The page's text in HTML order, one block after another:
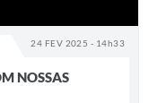
24 FEV 2025 - 14h33
NOSSAS